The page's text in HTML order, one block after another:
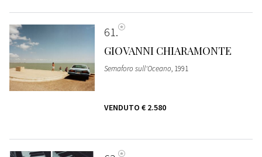
61
GIOVANNI CHIARAMONTE
Semaforo sull'Oceano, 1991
VENDUTO € 2.580